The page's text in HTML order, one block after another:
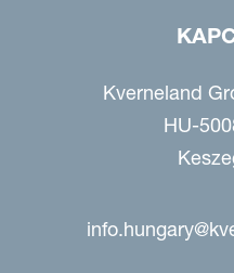
Kverneland
HU-